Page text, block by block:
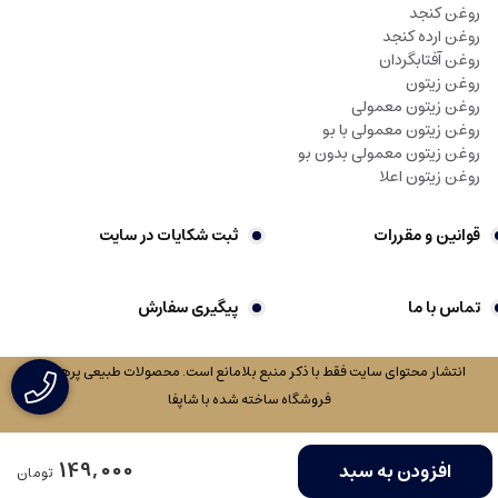
افزودن به سبد 149,000 تومان
روغن کنجد
روغن ارده کنجد
روغن آفتابگردان
روغن زیتون
روغن زیتون معمولی
روغن زیتون معمولی با بو
روغن زیتون معمولی بدون بو
روغن زیتون اعلا
قوانین و مقررات ثبت شکایات در سایت
تماس با ما پیگیری سفارش
انتشار محتوای سایت فقط با ذکر منبع بلامانع است. محصولات طبیعی پرهیزکار
فروشگاه ساخته شده با شاپفا